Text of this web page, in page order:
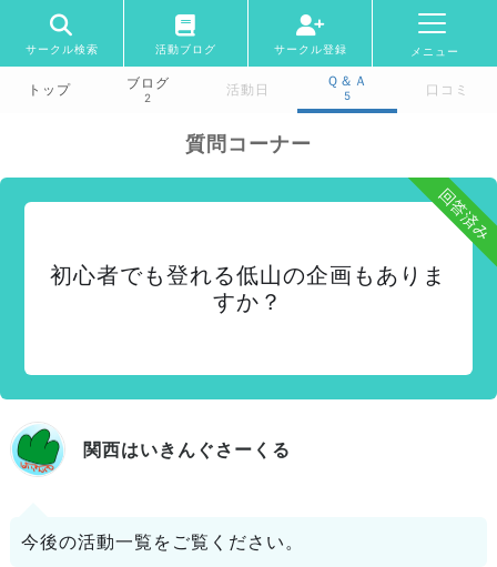
サークル検索 活動ブログ サークル登録 メニュー
トップ ブログ
2 活動日
Ｑ＆Ａ
5 口コミ
質問コーナー
回答済み
初心者でも登れる低山の企画もありま
すか？
関西はいきんぐさーくる
今後の活動一覧をご覧ください。